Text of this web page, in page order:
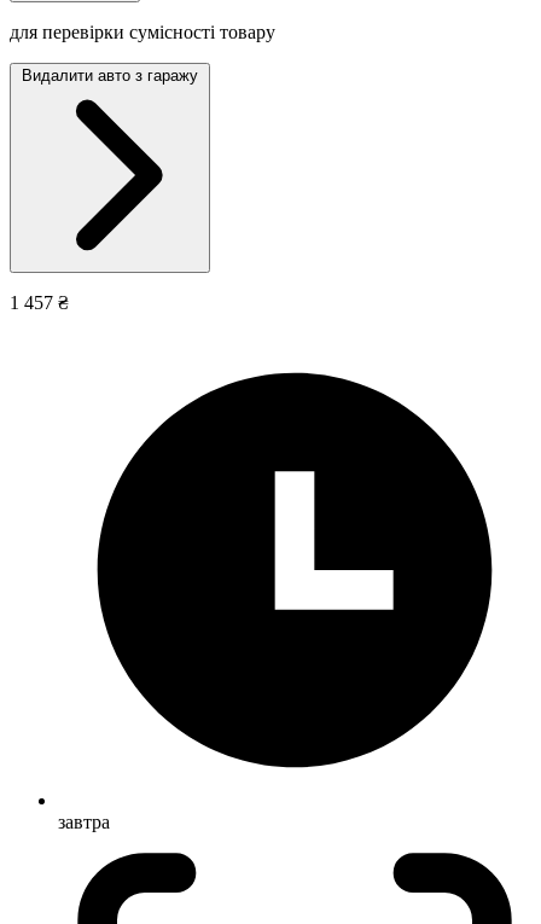
для перевірки сумісності товару
Видалити авто з гаражу
1 457 ₴
завтра